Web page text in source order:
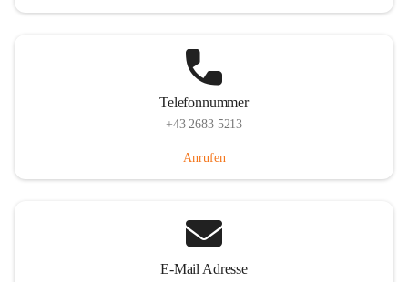
Telefonnummer
+43 2683 5213
Anrufen
E-Mail Adresse